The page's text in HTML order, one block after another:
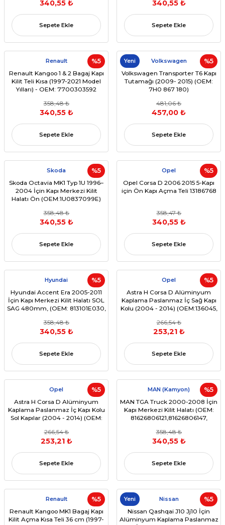
340,55 ₺
Sepete Ekle
340,55 ₺
Sepete Ekle
%5
Renault
Renault Kangoo 1 & 2 Bagaj Kapı
Kilit Teli Kısa (1997-2021 Model
Yılları) - OEM: 7700303592
358,48 ₺
340,55 ₺
Sepete Ekle
%5
Yeni Volkswagen
Volkswagen Transporter T6 Kapı
Tutamağı (2009- 2015) (OEM:
7H0 867 180)
481,06 ₺
457,00 ₺
Sepete Ekle
%5
Skoda
Skoda Octavia MK1 Typ 1U 1996–
2004 İçin Kapı Merkezi Kilit
Halatı Ön (OEM:1U0837099E)
358,48 ₺
340,55 ₺
Sepete Ekle
%5
Opel
Opel Corsa D 2006 2015 5-Kapı
için Ön Kapı Açma Teli 13186768
358,47 ₺
340,55 ₺
Sepete Ekle
%5
Hyundai
Hyundai Accent Era 2005-2011
İçin Kapı Merkezi Kilit Halatı SOL
SAG 480mm, (OEM: 813101E030,
358,48 ₺
340,55 ₺
Sepete Ekle
%5
Opel
Astra H Corsa D Alüminyum
Kaplama Paslanmaz İç Sağ Kapı
Kolu (2004 - 2014) (OEM:136045,
266,54 ₺
253,21 ₺
Sepete Ekle
%5
Opel
Astra H Corsa D Alüminyum
Kaplama Paslanmaz İç Kapı Kolu
Sol Kapılar (2004 - 2014) (OEM:
266,54 ₺
253,21 ₺
Sepete Ekle
%5
MAN (Kamyon)
MAN TGA Truck 2000-2008 İçin
Kapı Merkezi Kilit Halatı (OEM:
81626806121,81626806147,
358,48 ₺
340,55 ₺
Sepete Ekle
%5
Renault
Renault Kangoo MK1 Bagaj Kapı
Kilit Açma Kısa Teli 36 cm (1997-
%5
Yeni Nissan
Nissan Qashqai J10 Jj10 İçin
Alüminyum Kaplama Paslanmaz